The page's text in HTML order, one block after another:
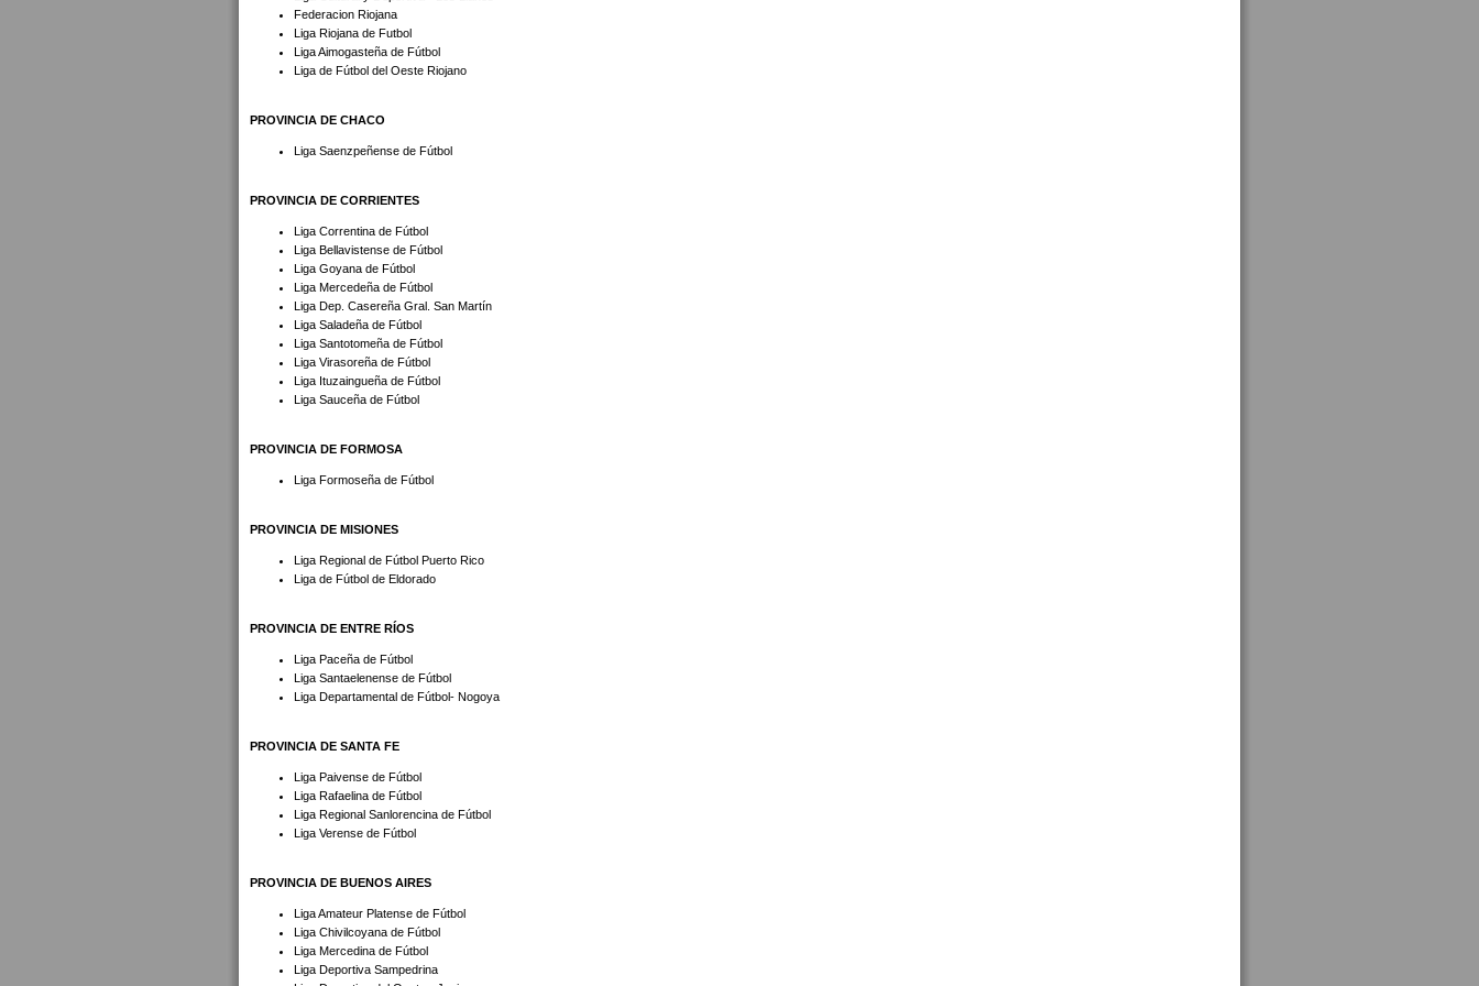
Federacion Riojana
Liga Riojana de Futbol
Liga Aimogasteña de Fútbol
Liga de Fútbol del Oeste Riojano
PROVINCIA DE CHACO
Liga Saenzpeñense de Fútbol
PROVINCIA DE CORRIENTES
Liga Correntina de Fútbol
Liga Bellavistense de Fútbol
Liga Goyana de Fútbol
Liga Mercedeña de Fútbol
Liga Dep. Casereña Gral. San Martín
Liga Saladeña de Fútbol
Liga Santotomeña de Fútbol
Liga Virasoreña de Fútbol
Liga Ituzaingueña de Fútbol
Liga Sauceña de Fútbol
PROVINCIA DE FORMOSA
Liga Formoseña de Fútbol
PROVINCIA DE MISIONES
Liga Regional de Fútbol Puerto Rico
Liga de Fútbol de Eldorado
PROVINCIA DE ENTRE RÍOS
Liga Paceña de Fútbol
Liga Santaelenense de Fútbol
Liga Departamental de Fútbol- Nogoya
PROVINCIA DE SANTA FE
Liga Paivense de Fútbol
Liga Rafaelina de Fútbol
Liga Regional Sanlorencina de Fútbol
Liga Verense de Fútbol
PROVINCIA DE BUENOS AIRES
Liga Amateur Platense de Fútbol
Liga Chivilcoyana de Fútbol
Liga Mercedina de Fútbol
Liga Deportiva Sampedrina